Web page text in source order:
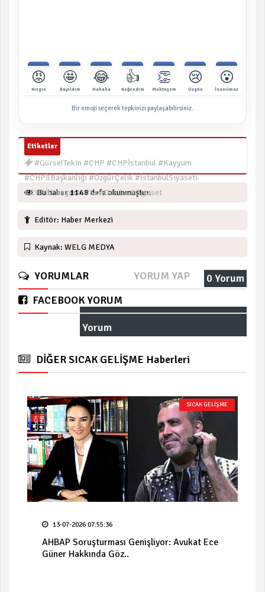
😡
Kızgın
🤩
Bayıldım
😂
Hahaha
👍
Beğendim
👏
Muhteşem
😢
Üzgün
😮
İnanılmaz
Bir emoji seçerek tepkinizi paylaşabilirsiniz.
Etiketler
#GürselTekin #CHP #CHPİstanbul #Kayyum
#CHPİlBaşkanlığı #ÖzgürÇelik #İstanbulSiyaseti
#CHPİlKongresi #SonDakika #Siyaset
Bu haber1148defa okunmuştur.
Editör: Haber Merkezi
Kaynak: WELG MEDYA
YORUMLAR 0 Yorum
YORUM YAP
FACEBOOK YORUM
Yorum
DİĞER SICAK GELİŞME Haberleri
SICAK GELİŞME
13-07-2026 07:55:36
AHBAP Soruşturması Genişliyor: Avukat Ece
Güner Hakkında Göz..